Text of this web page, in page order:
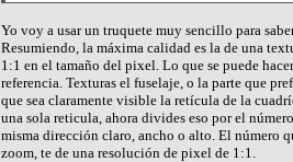
Yo voy a usar un truquete muy sencillo para
Resumiendo, la máxima calidad es la de una
1:1 en el tamaño del pixel. Lo que se puede
referencia. Texturas el fuselaje, o la parte que
que sea claramente visible la retícula de la
una sola reticula, ahora divides eso por el
misma dirección claro, ancho o alto. El número
zoom, te de una resolución de pixel de 1:1.